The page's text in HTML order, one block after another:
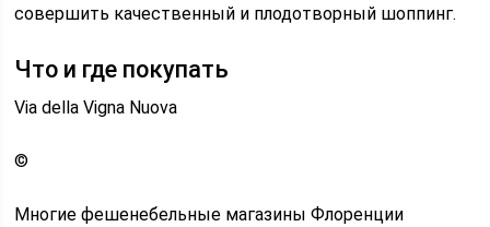
совершить качественный и плодотворный шоппинг.
Что и где покупать
Via della Vigna Nuova
©
Многие фешенебельные магазины Флоренции